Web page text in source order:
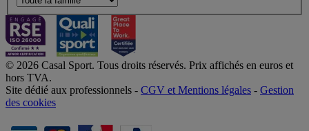
© 2026 Casal Sport. Tous droits réservés. Prix affichés en euros et
hors TVA.
Site dédié aux professionnels - CGV et Mentions légales - Gestion
des cookies